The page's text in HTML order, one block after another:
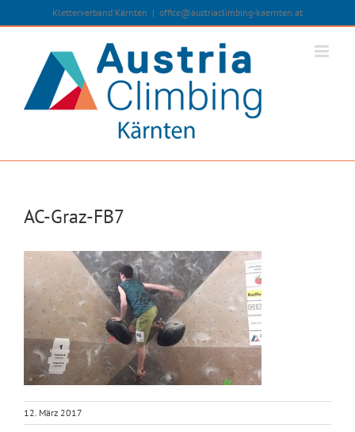
Inhalt
Kletterverband Kärnten | office@austriaclimbing-kaernten.at
AC-Graz-FB7
12. März 2017